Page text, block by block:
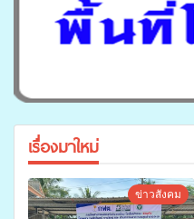
เรื่องมาใหม่
ข่าวสังคม